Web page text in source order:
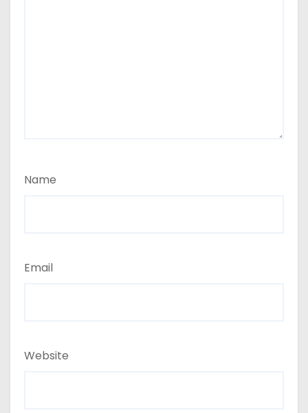
Name
Email
Website